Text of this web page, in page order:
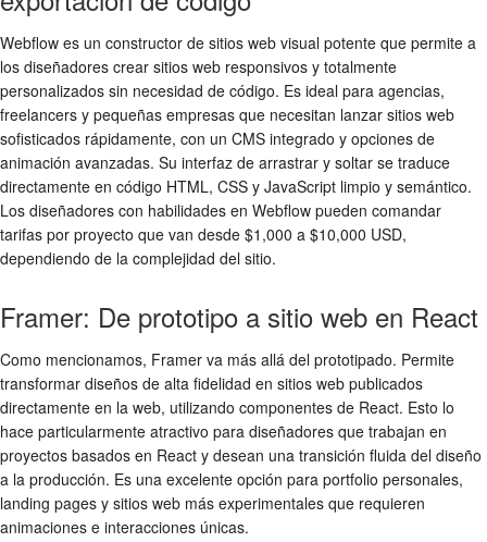
Webflow es un constructor de sitios web visual potente que permite a
los diseñadores crear sitios web responsivos y totalmente
personalizados sin necesidad de código. Es ideal para agencias,
freelancers y pequeñas empresas que necesitan lanzar sitios web
sofisticados rápidamente, con un CMS integrado y opciones de
animación avanzadas. Su interfaz de arrastrar y soltar se traduce
directamente en código HTML, CSS y JavaScript limpio y semántico.
Los diseñadores con habilidades en Webflow pueden comandar
tarifas por proyecto que van desde $1,000 a $10,000 USD,
dependiendo de la complejidad del sitio.
Framer: De prototipo a sitio web en React
Como mencionamos, Framer va más allá del prototipado. Permite
transformar diseños de alta fidelidad en sitios web publicados
directamente en la web, utilizando componentes de React. Esto lo
hace particularmente atractivo para diseñadores que trabajan en
proyectos basados en React y desean una transición fluida del diseño
a la producción. Es una excelente opción para portfolio personales,
landing pages y sitios web más experimentales que requieren
animaciones e interacciones únicas.